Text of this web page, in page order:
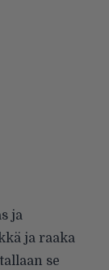
ja
ja raaka
se